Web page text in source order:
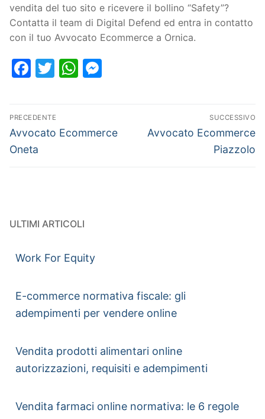
vendita del tuo sito e ricevere il bollino “Safety”?
Contatta il team di Digital Defend ed entra in contatto
con il tuo Avvocato Ecommerce a Ornica.
Facebook
TwitterWhatsApp
PRECEDENTE
Avvocato Ecommerce
Oneta
SUCCESSIVO
Avvocato Ecommerce
Piazzolo
ULTIMI ARTICOLI
Work For Equity
E-commerce normativa fiscale: gli
adempimenti per vendere online
Vendita prodotti alimentari online
autorizzazioni, requisiti e adempimenti
Vendita farmaci online normativa: le 6 regole